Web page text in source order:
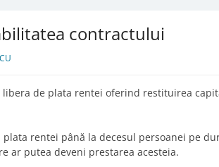
contractului
libera de plata rentei oferind restituirea
rentei până la decesul persoanei pe
ar putea deveni prestarea acesteia.